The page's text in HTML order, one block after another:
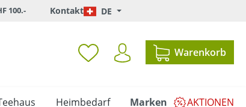
100.- Kontakt DE
Warenkorb
Heimbedarf Marken AKTIONEN